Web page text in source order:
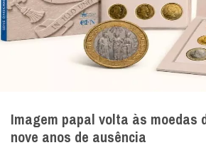
Imagem papal volta às moedas
nove anos de ausência